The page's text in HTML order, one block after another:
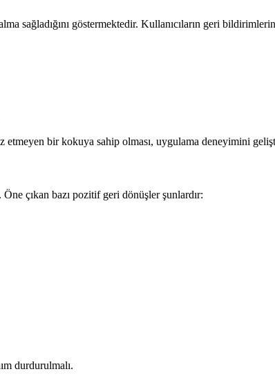
sağladığını göstermektedir. Kullanıcıların geri
etmeyen bir kokuya sahip olması, uygulama deneyimini
çıkan bazı pozitif geri dönüşler şunlardır:
durdurulmalı.